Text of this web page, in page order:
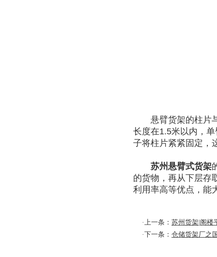
悬臂货架的柱片与
长度在1.5米以内，
子将柱片紧紧固定，
苏州悬臂式货架
的货物，再从下层存
利用率高等优点，能
·上一条： 苏州货架|阁楼
·下一条： 仓储货架厂之